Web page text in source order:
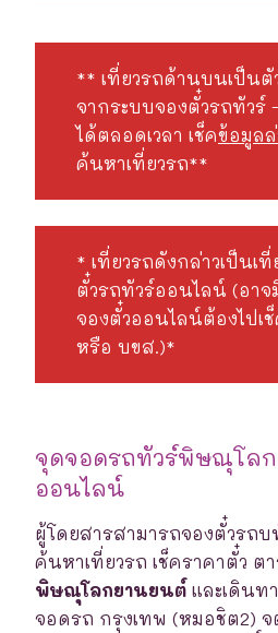
** เที่ยวรถด้านบนเป็นตั
จากระบบจองตั๋วรถทัวร์
ได้ตลอดเวลา เช็คข้อมูล
ค้นหาเที่ยวรถ**
* เที่ยวรถดังกล่าวเป็นเ
ตั๋วรถทัวร์ออนไลน์ (อาจ
จองตั๋วออนไลน์ต้องไปเ
หรือ บขส.)*
จุดจอดรถทัวร์พิษณุโล
ออนไลน์
ผู้โดยสารสามารถจองตั๋วรถ
ค้นหาเที่ยวรถ เช็คราคาตั๋ว ต
พิษณุโลกยานยนต์ และเดินท
จอดรถ กรุงเทพ (หมอชิต2)